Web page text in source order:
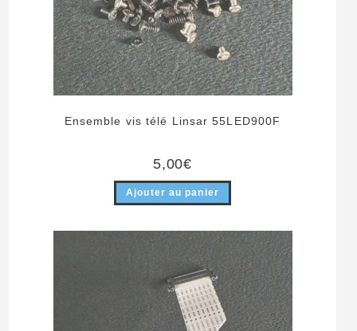
Ensemble vis télé Linsar 55LED900F
5,00€
Ajouter au panier